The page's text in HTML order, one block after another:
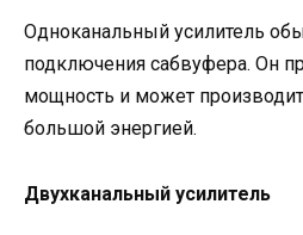
Одноканальный усилитель
подключения сабвуфера. Он
мощность и может
большой энергией.
Двухканальный усилитель